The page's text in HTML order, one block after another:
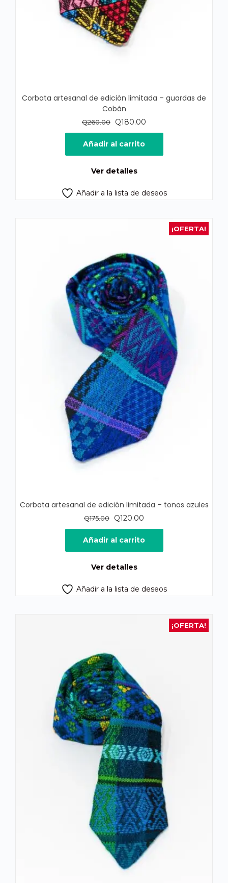
Corbata artesanal de edición limitada – guardas de
Cobán
Q260.00
El
precio
original
era:
Q180.00
precio
es:
Añadir al carrito
Ver detalles
Añadir a la lista de deseos
¡OFERTA!
Corbata artesanal de edición limitada – tonos azules
Q175.00
El
precio
original
era:
Q120.00
precio
actual
es:
Añadir al carrito
Ver detalles
Añadir a la lista de deseos
¡OFERTA!